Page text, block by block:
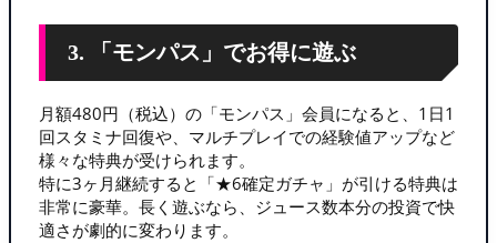
3. 「モンパス」でお得に遊ぶ
月額480円（税込）の「モンパス」会員になると、1日1
回スタミナ回復や、マルチプレイでの経験値アップなど
様々な特典が受けられます。
特に3ヶ月継続すると「★6確定ガチャ」が引ける特典は
非常に豪華。長く遊ぶなら、ジュース数本分の投資で快
適さが劇的に変わります。